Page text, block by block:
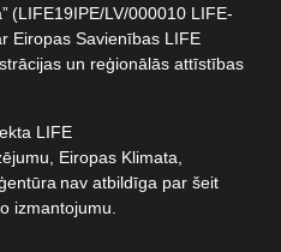
(LIFE19IPE/LV/000010 LIFE-
Eiropas Savienības LIFE
un reģionālās attīstības
LIFE
Eiropas Klimata,
nav atbildīga par šeit
izmantojumu.​